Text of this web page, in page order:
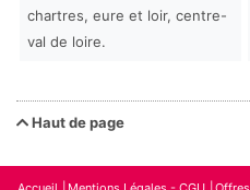
chartres, eure et loir, centre-
val de loire.
Haut de page